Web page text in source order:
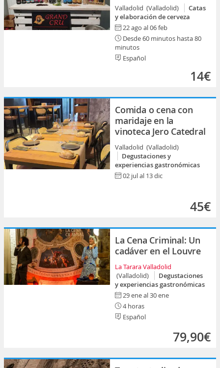
Valladolid (Valladolid)
Catas
y elaboración de cerveza
22 ago al 06 feb
Desde 60 minutos hasta 80
minutos
Español
14€
Comida o cena con
maridaje en la
vinoteca Jero Catedral
Valladolid (Valladolid)
Degustaciones y
experiencias gastronómicas
02 jul al 13 dic
45€
La Cena Criminal: Un
cadáver en el Louvre
La Tarara Valladolid
(Valladolid)
Degustaciones
y experiencias gastronómicas
29 ene al 30 ene
4 horas
Español
79,90€